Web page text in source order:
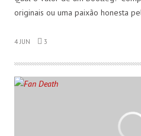
originais ou uma paixão honesta
4 JUN 3